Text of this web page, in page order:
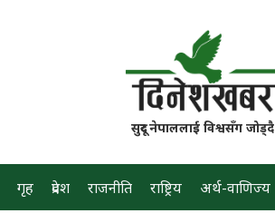
सुदूर नेपाललाई विश्वसँग जोड्दै
गृह प्रदेश राजनीति राष्ट्रिय अर्थ-वाणिज्य